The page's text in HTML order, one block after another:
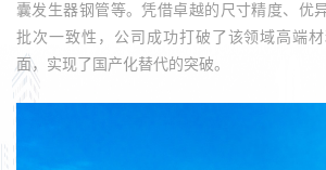
囊发生器钢管等。凭借卓越的尺寸精度、优
批次一致性，公司成功打破了该领域高端
面，实现了国产化替代的突破。